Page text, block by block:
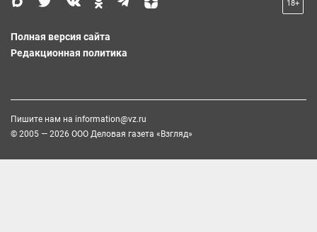
18+
Полная версия сайта
Редакционная политика
Пишите нам на information@vz.ru
© 2005 — 2026 ООО Деловая газета «Взгляд»